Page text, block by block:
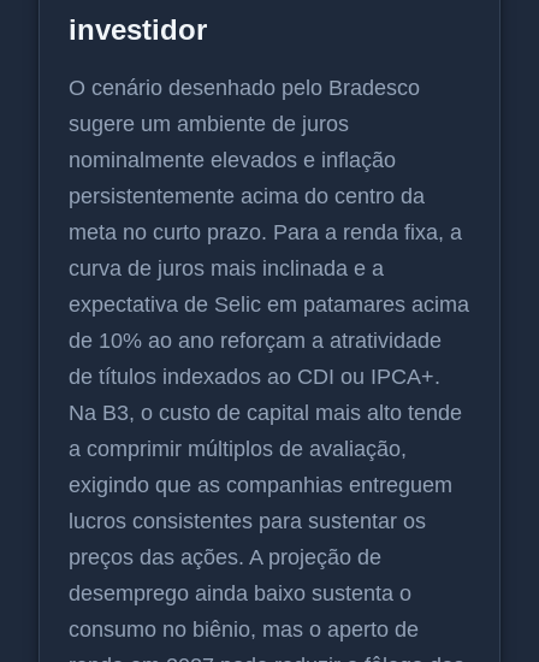
investidor
O cenário desenhado pelo Bradesco
sugere um ambiente de juros
nominalmente elevados e inflação
persistentemente acima do centro da
meta no curto prazo. Para a renda fixa, a
curva de juros mais inclinada e a
expectativa de Selic em patamares acima
de 10% ao ano reforçam a atratividade
de títulos indexados ao CDI ou IPCA+.
Na B3, o custo de capital mais alto tende
a comprimir múltiplos de avaliação,
exigindo que as companhias entreguem
lucros consistentes para sustentar os
preços das ações. A projeção de
desemprego ainda baixo sustenta o
consumo no biênio, mas o aperto de